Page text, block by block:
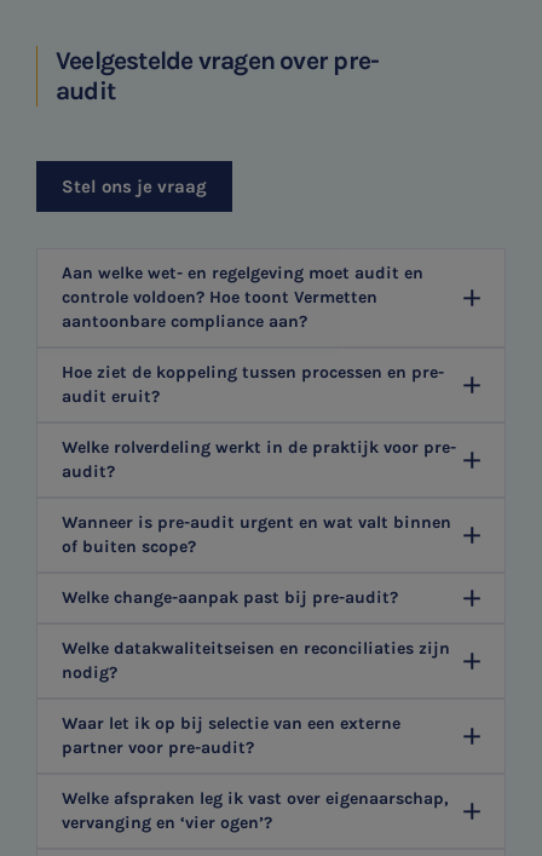
Veelgestelde vragen over pre-
audit
Stel ons je vraag
Aan welke wet- en regelgeving moet audit en
controle voldoen? Hoe toont Vermetten
aantoonbare compliance aan?
Hoe ziet de koppeling tussen processen en pre-
audit eruit?
Welke rolverdeling werkt in de praktijk voor pre-
audit?
Wanneer is pre-audit urgent en wat valt binnen
of buiten scope?
Welke change-aanpak past bij pre-audit?
Welke datakwaliteitseisen en reconciliaties zijn
nodig?
Waar let ik op bij selectie van een externe
partner voor pre-audit?
Welke afspraken leg ik vast over eigenaarschap,
vervanging en ‘vier ogen’?